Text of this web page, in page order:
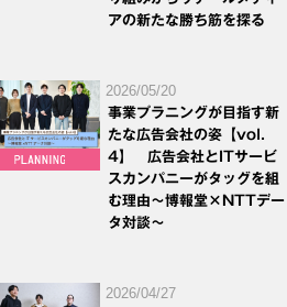
アの新たな勝ち筋を探る
2026/05/20
事業プラニングが目指す新
たな広告会社の姿【vol.
4】 広告会社とITサービ
スカンパニーがタッグを組
む理由～博報堂×NTTデー
タ対談～
2026/04/27